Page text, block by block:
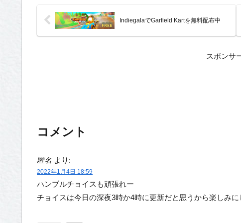
IndiegalaでGarfield Kartを無料配布中
スポンサ
コメント
匿名 より:
2022年1月4日 18:59
ハンブルチョイスも頑張れー
チョイスは今日の深夜3時か4時に更新だと思うから楽しみに